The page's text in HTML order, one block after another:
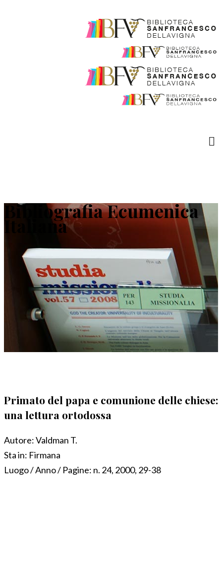
Bibliografia Ecumenica
Italiana
Primato del papa e comunione delle chiese:
una lettura ortodossa
Autore:Valdman T.
Sta in: Firmana
Luogo / Anno / Pagine: n. 24, 2000, 29-38